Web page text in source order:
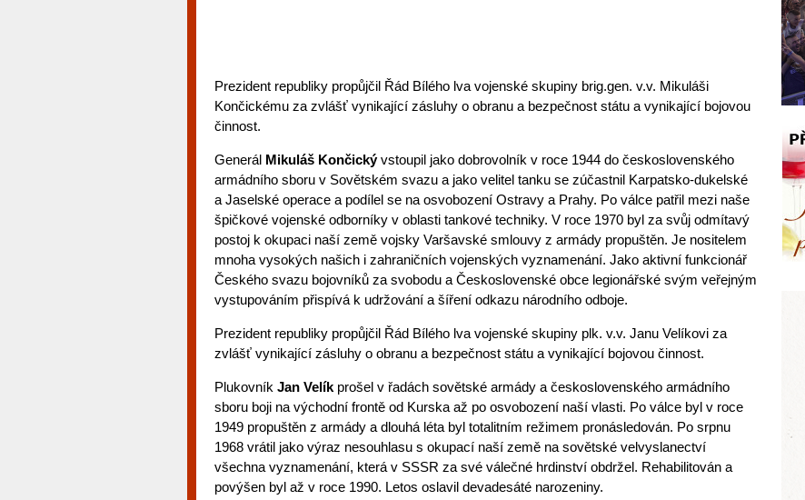
Prezident republiky propůjčil Řád Bílého lva vojenské skupiny brig.gen. v.v. Mikuláši
Končickému za zvlášť vynikající zásluhy o obranu a bezpečnost státu a vynikající bojovou
činnost.
Generál Mikuláš Končickývstoupil jako dobrovolník v roce 1944 do československého
armádního sboru v Sovětském svazu a jako velitel tanku se zúčastnil Karpatsko-dukelské
a Jaselské operace a podílel se na osvobození Ostravy a Prahy. Po válce patřil mezi naše
špičkové vojenské odborníky v oblasti tankové techniky. V roce 1970 byl za svůj odmítavý
postoj k okupaci naší země vojsky Varšavské smlouvy z armády propuštěn. Je nositelem
mnoha vysokých našich i zahraničních vojenských vyznamenání. Jako aktivní funkcionář
Českého svazu bojovníků za svobodu a Československé obce legionářské svým veřejným
vystupováním přispívá k udržování a šíření odkazu národního odboje.
Prezident republiky propůjčil Řád Bílého lva vojenské skupiny plk. v.v. Janu Velíkovi za
zvlášť vynikající zásluhy o obranu a bezpečnost státu a vynikající bojovou činnost.
Plukovník Jan Velík prošel v řadách sovětské armády a československého armádního
sboru boji na východní frontě od Kurska až po osvobození naší vlasti. Po válce byl v roce
1949 propuštěn z armády a dlouhá léta byl totalitním režimem pronásledován. Po srpnu
1968 vrátil jako výraz nesouhlasu s okupací naší země na sovětské velvyslanectví
všechna vyznamenání, která v SSSR za své válečné hrdinství obdržel. Rehabilitován a
povýšen byl až v roce 1990. Letos oslavil devadesáté narozeniny.